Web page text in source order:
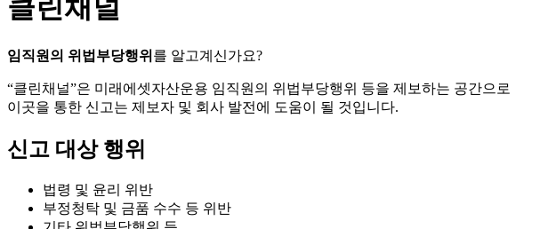
클린채널
임직원의 위법부당행위 를 알고계신가요?
“클린채널”은 미래에셋자산운용 임직원의 위법부당행위 등을 제보하는 공간으로
이곳을 통한 신고는 제보자 및 회사 발전에 도움이 될 것입니다.
신고 대상 행위
법령 및 윤리 위반
부정청탁 및 금품 수수 등 위반